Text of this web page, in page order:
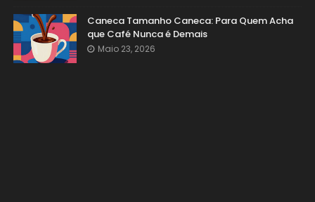
Caneca Tamanho Caneca: Para Quem Acha
que Café Nunca é Demais
Maio 23, 2026